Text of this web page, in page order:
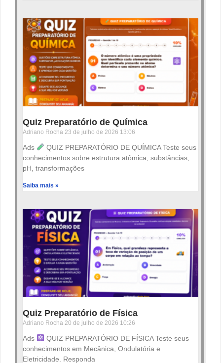
Quiz Preparatório de Química
Adriano Rocha 23 de julho de 2026 13:06
Ads
QUIZ PREPARATÓRIO DE QUÍMICA Teste seus
conhecimentos sobre estrutura atômica, substâncias,
pH, transformações
Saiba mais »
Quiz Preparatório de Física
Adriano Rocha 20 de julho de 2026 10:26
Ads
QUIZ PREPARATÓRIO DE FÍSICA Teste seus
conhecimentos em Mecânica, Ondulatória e
Eletricidade. Responda